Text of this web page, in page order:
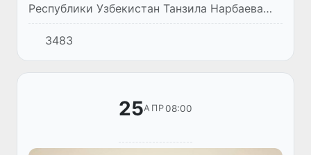
Республики Узбекистан Танзила Нарбаева
провела встречу с министром по делам
семьи и социальных услуг Турецкой
Республики Махинур Оздемир Гёкташ.
3483
25АПР08:00